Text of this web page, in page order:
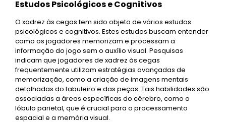
Estudos Psicológicos e Cognitivos
O xadrez às cegas tem sido objeto de vários estudos
psicológicos e cognitivos. Estes estudos buscam entender
como os jogadores memorizam e processam a
informação do jogo sem o auxílio visual. Pesquisas
indicam que jogadores de xadrez às cegas
frequentemente utilizam estratégias avançadas de
memorização, como a criação de imagens mentais
detalhadas do tabuleiro e das peças. Tais habilidades são
associadas a áreas específicas do cérebro, como o
lóbulo parietal, que é crucial para o processamento
espacial e a memória visual.